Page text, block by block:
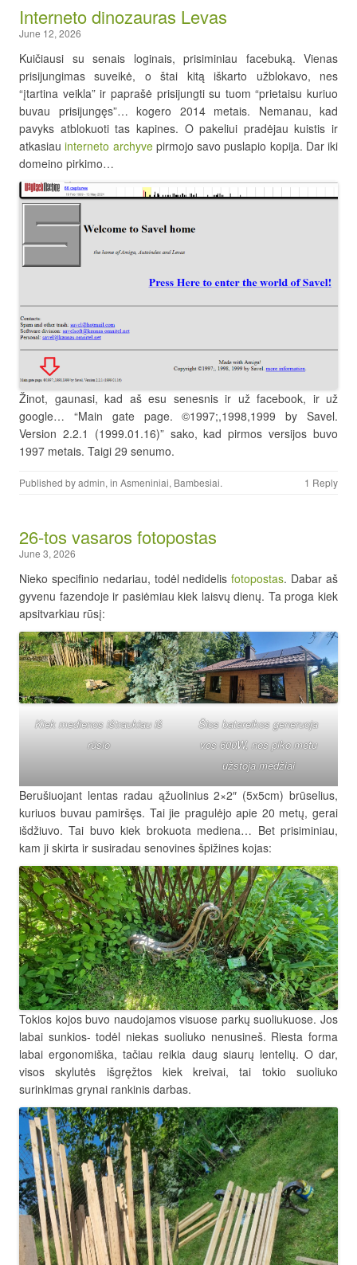
Interneto dinozauras Levas
June 12, 2026
Kuičiausi su senais loginais, prisiminiau facebuką. Vienas
prisijungimas suveikė, o štai kitą iškarto užblokavo, nes
“įtartina veikla” ir paprašė prisijungti su tuom “prietaisu kuriuo
buvau prisijungęs”… kogero 2014 metais. Nemanau, kad
pavyks atblokuoti tas kapines. O pakeliui pradėjau kuistis ir
atkasiauinterneto archyvepirmojo savo puslapio kopija. Dar iki
domeino pirkimo…
Žinot, gaunasi, kad aš esu senesnis ir už facebook, ir už
google… “Main gate page. ©1997;,1998,1999 by Savel.
Version 2.2.1 (1999.01.16)” sako, kad pirmos versijos buvo
1997 metais. Taigi 29 senumo.
Published byadmin, in Asmeniniai, Bambesiai. 1 Reply
26-tos vasaros fotopostas
June 3, 2026
Nieko specifinio nedariau, todėl nedidelisfotopostas. Dabar aš
gyvenu fazendoje ir pasiėmiau kiek laisvų dienų. Ta proga kiek
apsitvarkiau rūsį:
Kiek medienos ištraukiau iš
rūsio
Šios batareikos generuoja
vos 600W, nes piko metu
užstoja medžiai
Berušiuojant lentas radau ąžuolinius 2×2″ (5x5cm) brūselius,
kuriuos buvau pamiršęs. Tai jie pragulėjo apie 20 metų, gerai
išdžiuvo. Tai buvo kiek brokuota mediena… Bet prisiminiau,
kam ji skirta ir susiradau senovines špižines kojas:
Tokios kojos buvo naudojamos visuose parkų suoliukuose. Jos
labai sunkios- todėl niekas suoliuko nenusineš. Riesta forma
labai ergonomiška, tačiau reikia daug siaurų lentelių. O dar,
visos skylutės išgręžtos kiek kreivai, tai tokio suoliuko
surinkimas grynai rankinis darbas.